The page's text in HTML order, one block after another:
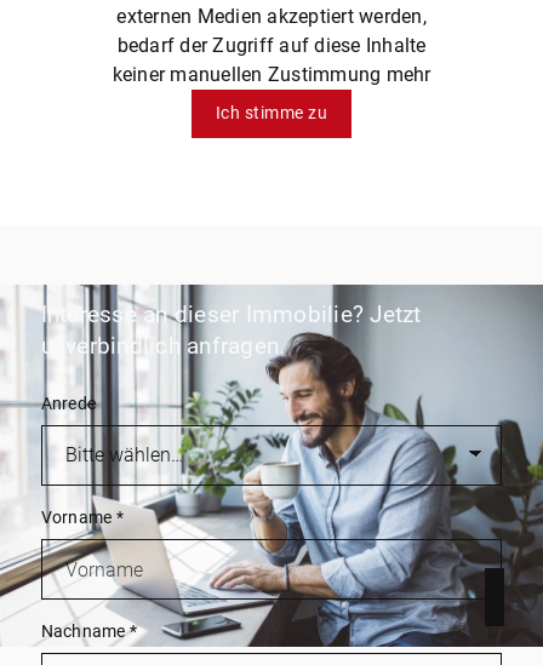
externen Medien akzeptiert werden,
bedarf der Zugriff auf diese Inhalte
keiner manuellen Zustimmung mehr
Ich stimme zu
Interesse an dieser Immobilie? Jetzt
unverbindlich anfragen.
Anrede
Vorname *
Nachname*